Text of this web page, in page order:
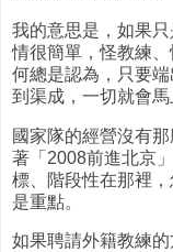
我的意思是，如果
情很簡單，怪教練
何總是認為，只要
到渠成，一切就會馬
國家隊的經營沒有
著「2008前進北京
標、階段性在那裡
是重點。
如果聘請外籍教練